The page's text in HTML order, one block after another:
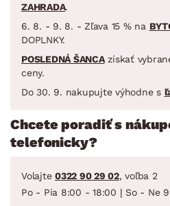
ZAHRADA.
6. 8. - 9. 8. - Zľava 15 % na
DOPLNKY.
POSLEDNÁ ŠANCAzískať
ceny.
Do 30. 9. nakupujte výhodne s
Chcete poradiť s
telefonicky?
Volajte 0322 90 29 02, voľba 2
Po - Pia 8:00 - 18:00 | So - Ne